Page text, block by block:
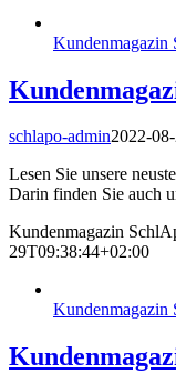
Kundenmagazin
schlapo-admin2022-
Lesen Sie unsere
Darin finden Sie auch
Kundenmagazin
29T09:38:44+02:00
Kundenmagazin